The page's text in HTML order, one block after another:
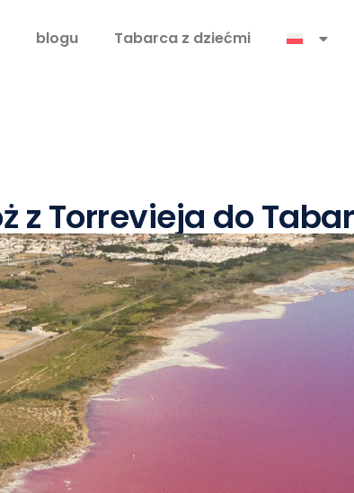
blogu Tabarca z dziećmi
z Torrevieja do